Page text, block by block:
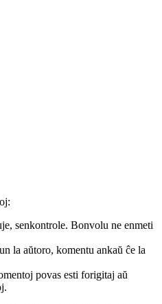
senkontrole. Bonvolu ne enmeti
la aŭtoro, komentu ankaŭ ĉe la
povas esti forigitaj aŭ